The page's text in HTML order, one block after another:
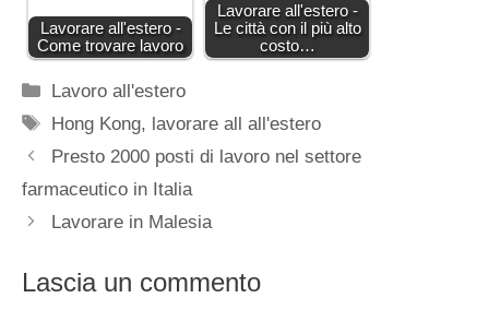
Lavorare all'estero -
Come trovare lavoro
Lavorare all'estero -
Le città con il più alto
costo…
Categorie
Lavoro all'estero
Tag
Hong Kong, lavorare all all'estero
Presto 2000 posti di lavoro nel settore
farmaceutico in Italia
Lavorare in Malesia
Lascia un commento